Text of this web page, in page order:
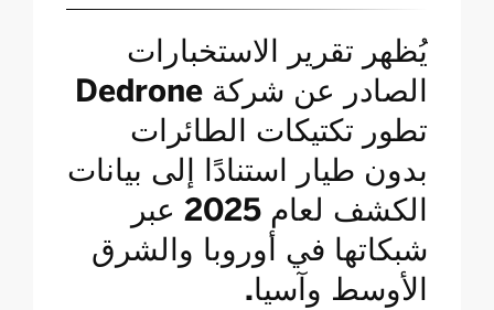
يُظهر تقرير الاستخبارات
الصادر عن شركة Dedrone
تطور تكتيكات الطائرات
بدون طيار استنادًا إلى بيانات
الكشف لعام 2025 عبر
شبكاتها في أوروبا والشرق
الأوسط وآسيا.